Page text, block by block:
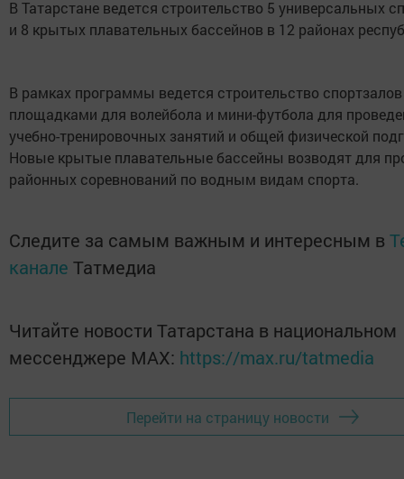
В Татарстане ведется строительство 5 универсальных
и 8 крытых плавательных бассейнов в 12 районах
В рамках программы ведется строительство
площадками для волейбола и мини-футбола для
учебно-тренировочных занятий и общей физической
Новые крытые плавательные бассейны возводят для
районных соревнований по водным видам спорта.
Следите за самым важным и интересным в
канале Татмедиа
Читайте новости Татарстана в национальном
мессенджере MАХ: https://max.ru/tatmedia
Перейти на страницу новости